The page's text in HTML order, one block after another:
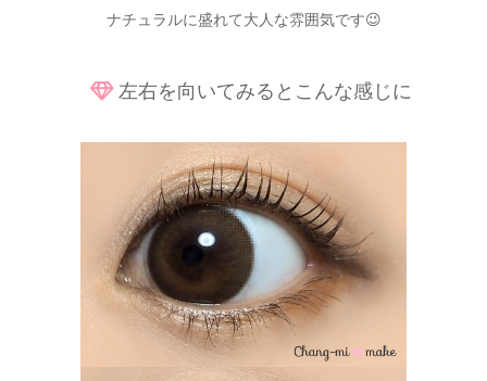
ナチュラルに盛れて大人な雰囲気です😉
左右を向いてみるとこんな感じに